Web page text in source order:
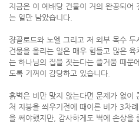
지금은 이 예배당 건물이 거의 완공되어
는 일만 남았습니다.
쟝끌로드와 노엘 그리고 저 외부 목수
건물을 올리는 일은 매우 힘들고 많은
는 하나님의 집을 짓는다는 즐거움 때문
도록 기꺼이 감당하고 있습니다.
흙벽은 비만 맞지 않는다면 문제가 없이
처 지붕을 씌우기전에 때이른 비가 3차
을 써야했지만, 감사하게도 벽에 손상을